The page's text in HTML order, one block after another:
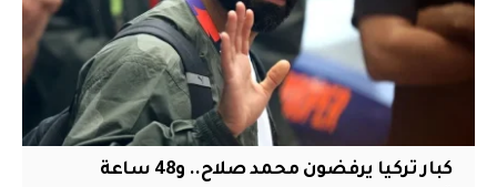
كبار تركيا يرفضون محمد صلاح.. و48 ساعة